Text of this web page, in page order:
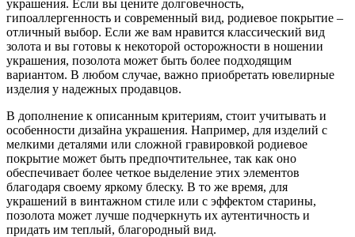
украшения. Если вы цените долговечность,
гипоаллергенность и современный вид, родиевое покрытие –
отличный выбор. Если же вам нравится классический вид
золота и вы готовы к некоторой осторожности в ношении
украшения, позолота может быть более подходящим
вариантом. В любом случае, важно приобретать ювелирные
изделия у надежных продавцов.
В дополнение к описанным критериям, стоит учитывать и
особенности дизайна украшения. Например, для изделий с
мелкими деталями или сложной гравировкой родиевое
покрытие может быть предпочтительнее, так как оно
обеспечивает более четкое выделение этих элементов
благодаря своему яркому блеску. В то же время, для
украшений в винтажном стиле или с эффектом старины,
позолота может лучше подчеркнуть их аутентичность и
придать им теплый, благородный вид.